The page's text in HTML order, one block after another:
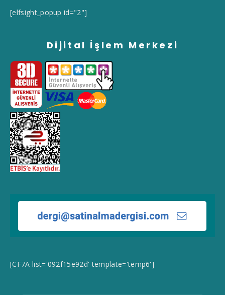
[elfsight_popup id="2"]
Dijital İşlem Merkezi
[CF7A list='092f15e92d' template='temp6']